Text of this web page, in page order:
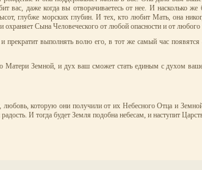
даже когда вы отворачиваетесь от нее. И насколько
глубже морских глубин. И тех, кто любит Мать, она
Сына Человеческого от любой опасности и от любого
выполнять волю его, в тот же самый час
Земной, и дух ваш сможет стать единым с духом
которую они получили от их Небесного Отца и
И тогда будет Земля подобна небесам, и наступит